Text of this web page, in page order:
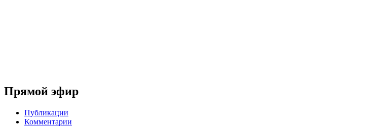
Прямой эфир
Публикации
Комментарии